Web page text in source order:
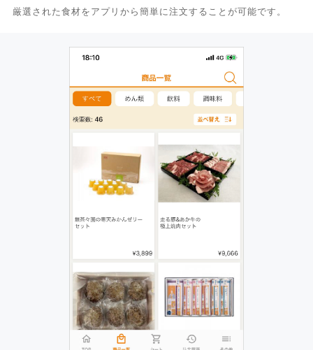
厳選された食材をアプリから簡単に注文することが可能です。